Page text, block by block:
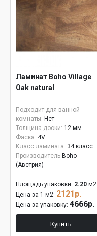
Ламинат Boho Village
Oak natural
Подходит для ванной
комнаты: Нет
Толщина доски: 12 мм
Фаска: 4V
Класс ламината: 34 класс
Производитель Boho
(Австрия)
Площадь упаковки: 2.20 м2
Цена за 1 м2: 2121р.
Цена за упаковку: 4666р.
Купить